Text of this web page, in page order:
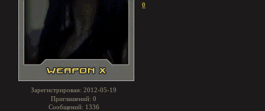
Зарегистрирован: 2012-05-19
Приглашений: 0
Сообщений: 1336
0